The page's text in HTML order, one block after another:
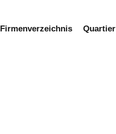
Firmenverzeichnis​ Quartier